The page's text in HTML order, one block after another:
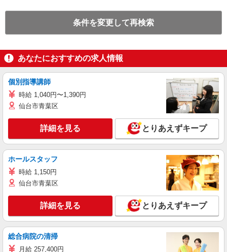
条件を変更して再検索
あなたにおすすめの求人情報
個別指導講師
時給 1,040円〜1,390円
仙台市青葉区
詳細を見る とりあえずキープ
ホールスタッフ
時給 1,150円
仙台市青葉区
詳細を見る とりあえずキープ
総合病院の清掃
月給 257,400円